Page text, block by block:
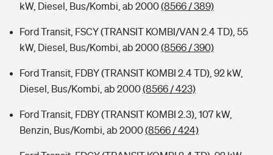
kW, Diesel, Bus/Kombi, ab 2000(8566 / 389)
Ford Transit, FSCY (TRANSIT KOMBI/VAN 2.4 TD), 55
kW, Diesel, Bus/Kombi, ab 2000(8566 / 390)
Ford Transit, FDBY (TRANSIT KOMBI 2.4 TD), 92 kW,
Diesel, Bus/Kombi, ab 2000(8566 / 423)
Ford Transit, FDBY (TRANSIT KOMBI 2.3), 107 kW,
Benzin, Bus/Kombi, ab 2000(8566 / 424)